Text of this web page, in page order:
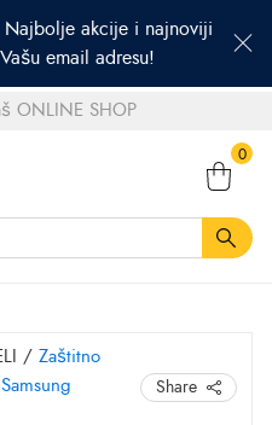
Najbolje akcije i najnoviji
email adresu!
ONLINE SHOP
0
/ Zaštitno
Share